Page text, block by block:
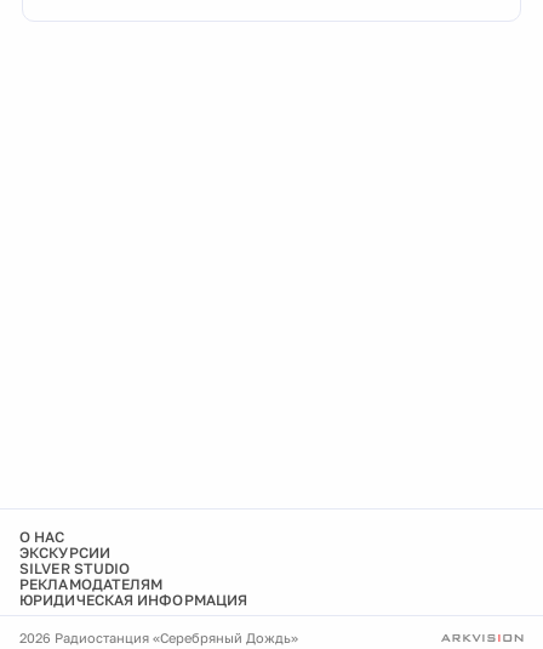
О НАС
ЭКСКУРСИИ
SILVER STUDIO
РЕКЛАМОДАТЕЛЯМ
ЮРИДИЧЕСКАЯ ИНФОРМАЦИЯ
2026 Радиостанция «Серебряный Дождь»